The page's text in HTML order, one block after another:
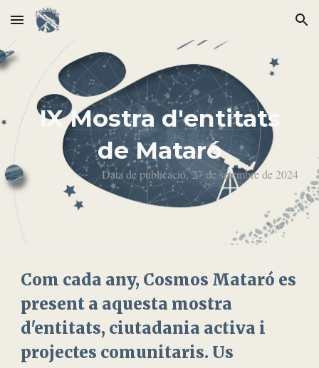
Skip to main content Skip to navigation
IX Mostra d'entitats
de Mataró
Data de publicació, 27 de setembre de 2024
Com cada any, Cosmos Mataró es
present a aquesta mostra
d'entitats, ciutadania activa i
projectes comunitaris. Us